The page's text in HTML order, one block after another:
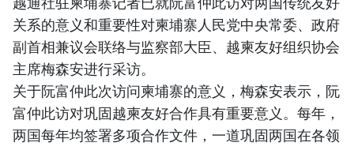
关系的意义和重要性对柬埔寨人民党中央常委、政府
副首相兼议会联络与监察部大臣、越柬友好组织协会
主席梅森安进行采访。
关于阮富仲此次访问柬埔寨的意义，梅森安表示，阮
富仲此访对巩固越柬友好合作具有重要意义。每年，
两国每年均签署多项合作文件，一道巩固两国在各领